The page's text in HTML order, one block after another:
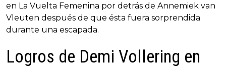
en La Vuelta Femenina por detrás de Annemiek van
Vleuten después de que ésta fuera sorprendida
durante una escapada.
Logros de Demi Vollering en